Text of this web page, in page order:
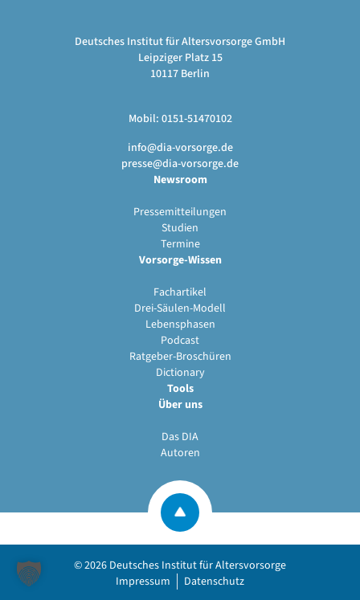
Deutsches Institut für Altersvorsorge GmbH
Leipziger Platz 15
10117 Berlin
Mobil: 0151-51470102
info@dia-vorsorge.de
presse@dia-vorsorge.de
Newsroom
Pressemitteilungen
Studien
Termine
Vorsorge-Wissen
Fachartikel
Drei-Säulen-Modell
Lebensphasen
Podcast
Ratgeber-Broschüren
Dictionary
Tools
Über uns
Das DIA
Autoren
© 2026 Deutsches Institut für Altersvorsorge
Impressum
Datenschutz